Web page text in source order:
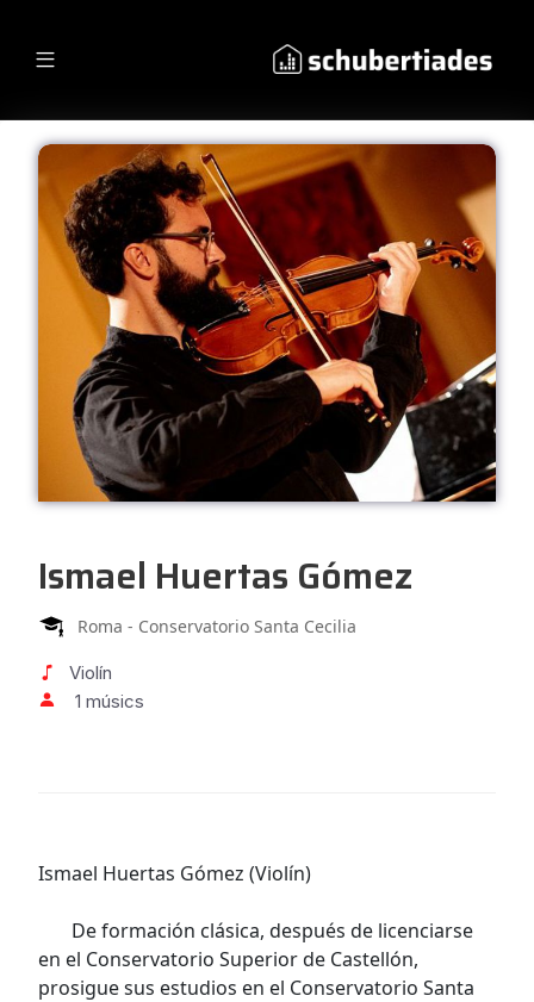
Ismael Huertas Gómez
Roma - Conservatorio Santa Cecilia
Violín
1 músics
Ismael Huertas Gómez (Violín)
De formación clásica, después de licenciarse
en el Conservatorio Superior de Castellón,
prosigue sus estudios en el Conservatorio Santa